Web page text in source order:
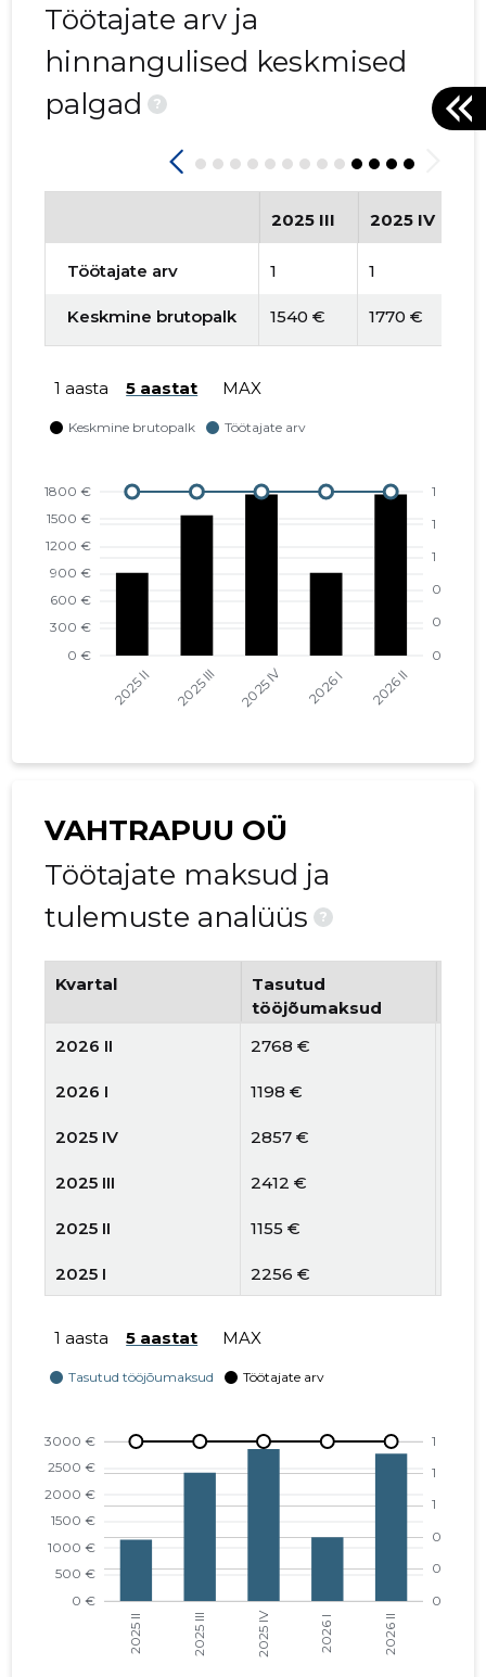
Töötajate arv ja
hinnangulised keskmised
palgad
?
2025 III 2025 IV
Töötajate arv 1 1
Keskmine brutopalk 1540 € 1770 €
1 aasta 5 aastat MAX
VAHTRAPUU OÜ
Töötajate maksud ja
tulemuste analüüs
?
Kvartal
Tasutud
tööjõumaksud
2026 II
2768 €
2026 I 1198 €
2025 IV 2857 €
2025 III 2412 €
2025 II 1155 €
2025 I 2256 €
2575 €
2023 IV 3820 €
2023 III
2023 II
4015 €
1 aasta 5 aastat MAX